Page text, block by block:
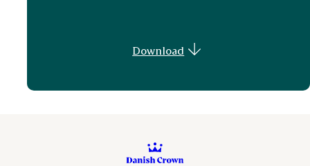
Download